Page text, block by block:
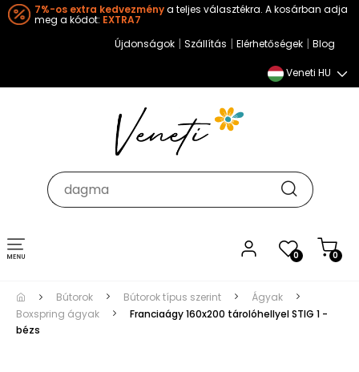
7%-os extra kedvezménya teljes választékra. A kosárban adja
meg a kódot: EXTRA7
Újdonságok | Szállítás | Elérhetőségek | Blog
Veneti HU
0 0
Toggle
navigation
Bútorok Bútorok típus szerint
Ágyak
Boxspring ágyak
Franciaágy 160x200 tárolóhellyel STIG 1 -
bézs